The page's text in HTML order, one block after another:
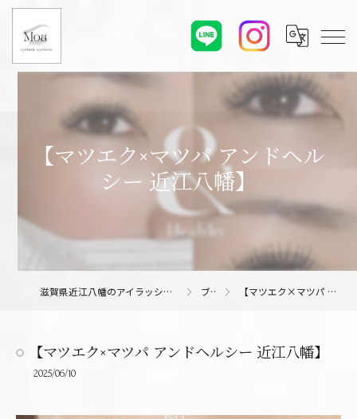
【マツエク×マツパ アンドヘル
シー 近江八幡】
滋賀県近江八幡のアイラッシュサロンならMoa eyelash/eyebrow ブログ 【マツエク×マツパ アンドヘルシー 近江八幡】
【マツエク×マツパ アンドヘルシー 近江八幡】
2025/06/10